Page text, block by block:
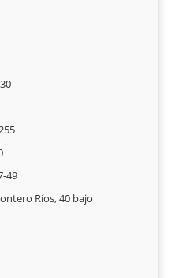
49
Ríos, 40 bajo